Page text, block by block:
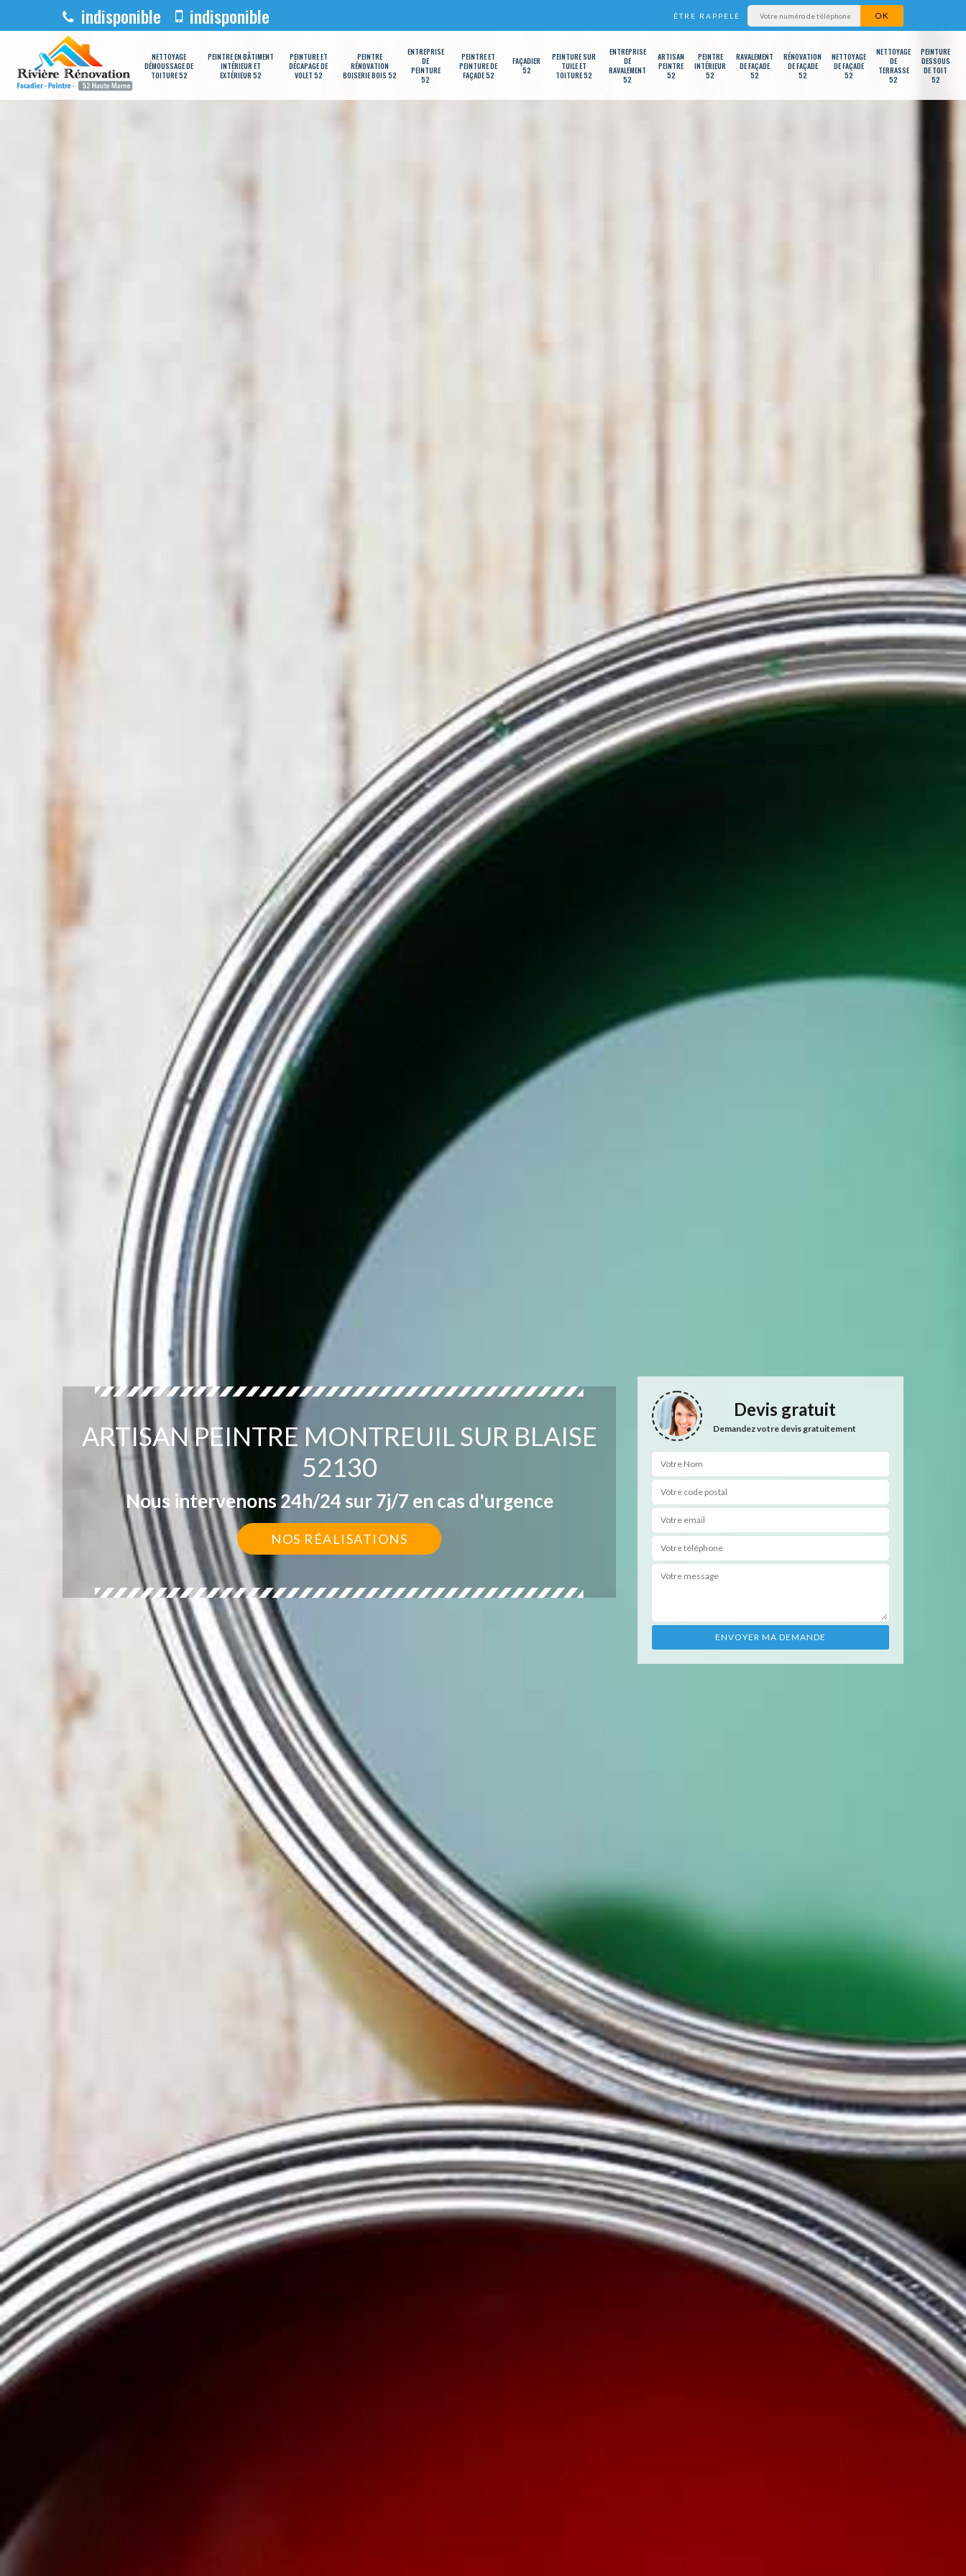
indisponible indisponible ÊTRE RAPPELÉ
NETTOYAGE
DÉMOUSSAGE DE
TOITURE 52
PEINTRE EN BÂTIMENT
INTÉRIEUR ET
EXTÉRIEUR 52
PEINTURE ET
DÉCAPAGE DE
VOLET 52
PEINTRE
RÉNOVATION
BOISERIE BOIS 52
ENTREPRISE
DE
PEINTURE
52
PEINTRE ET
PEINTURE DE
FAÇADE 52
FAÇADIER
52
PEINTURE SUR
TUILE ET
TOITURE 52
ENTREPRISE
DE
RAVALEMENT
52
ARTISAN
PEINTRE
52
PEINTRE
INTÉRIEUR
52
RAVALEMENT
DE FAÇADE
52
RÉNOVATION
DE FAÇADE
52
NETTOYAGE
DE FAÇADE
52
NETTOYAGE
DE
TERRASSE
52
PEINTURE
DESSOUS
DE TOIT
52
ARTISAN PEINTRE MONTREUIL SUR BLAISE
52130
Nous intervenons 24h/24 sur 7j/7 en cas d'urgence
NOS RÉALISATIONS
Devis gratuit
Demandez votre devis gratuitement